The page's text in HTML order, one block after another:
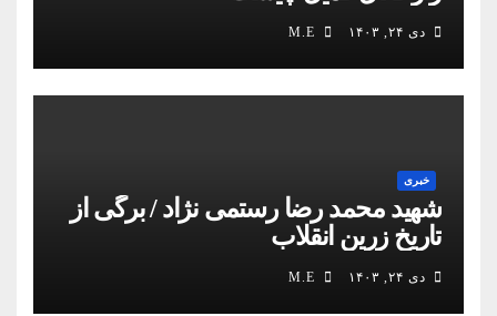
دی ۲۴, ۱۴۰۳
خبری
شهید محمد رضا رستمی نژاد / برگی از
تاریخ زرین انقلاب
دی ۲۴, ۱۴۰۳